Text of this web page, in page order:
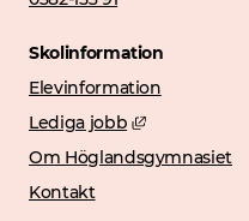
Skolinformation
Elevinformation
Lediga jobb
Länk till
Om Höglandsgymnasiet
Kontakt